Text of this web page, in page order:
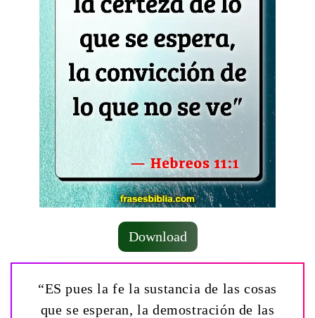
Download
“ES pues la fe la sustancia de las cosas
que se esperan, la demostración de las